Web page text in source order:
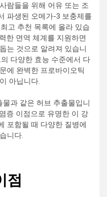
람들을 위해 어유 또는 조
파생된 오메가-3 보충제를
고 추천 목록에 올라 있습
한 면역 체계를 지원하면
는 것으로 알려져 있습니
다양한 효능 수준에서 다
에 완벽한 프로바이오틱
아닙니다.
과 같은 허브 추출물입니
증 이점으로 유명한 이 강
포함될 때 다양한 질병에
니다.
점